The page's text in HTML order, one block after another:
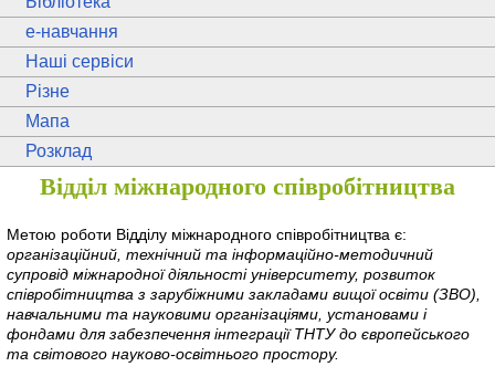
e-навчання
Наші сервіси
Різне
Мапа
Розклад
Відділ міжнародного співробітництва
Метою роботи Відділу міжнародного співробітництва є:
організаційний, технічний та інформаційно-методичний
супровід міжнародної діяльності університету, розвиток
співробітництва з зарубіжними закладами вищої освіти (ЗВО),
навчальними та науковими організаціями, установами і
фондами для забезпечення інтеграції ТНТУ до європейського
та світового науково-освітнього простору.